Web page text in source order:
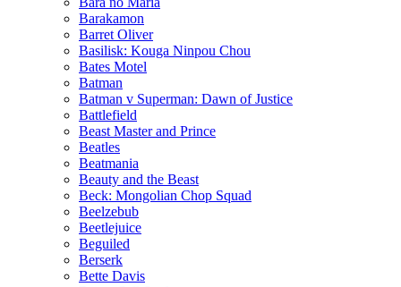
Barakamon
Barret Oliver
Basilisk: Kouga Ninpou Chou
Bates Motel
Batman
Batman v Superman: Dawn of Justice
Battlefield
Beast Master and Prince
Beatles
Beatmania
Beauty and the Beast
Beck: Mongolian Chop Squad
Beelzebub
Beetlejuice
Beguiled
Berserk
Bette Davis